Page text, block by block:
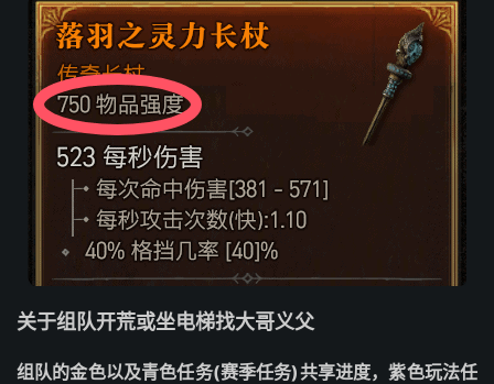
关于组队开荒或坐电梯找大哥义父
组队的金色以及青色任务(赛季任务)共享进度，紫色玩法任